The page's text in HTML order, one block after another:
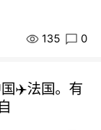
135 0
✈️法国。有